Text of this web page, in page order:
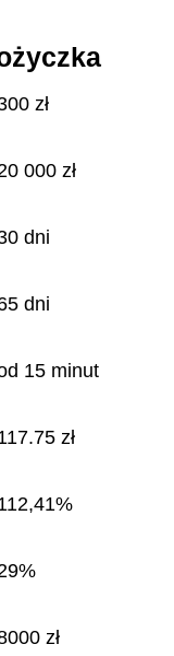
zł
000 zł
dni
dni
15 minut
zł
zł